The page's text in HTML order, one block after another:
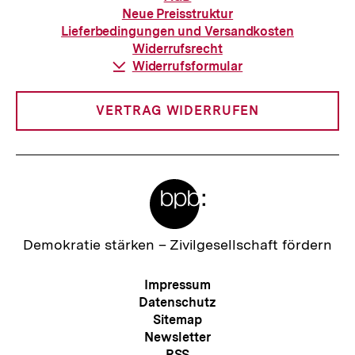
zur
Bestellung
Neue Preisstruktur
Lieferbedingungen und Versandkosten
Widerrufsrecht
Download-
Widerrufsformular
VERTRAG WIDERRUFEN
Zur
Demokratie stärken – Zivilgesellschaft fördern
Meta-
Navigation
Impressum
Datenschutz
Sitemap
Newsletter